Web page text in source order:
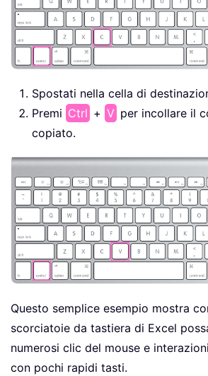
Spostati nella cella di
Premi Ctrl + V per incollare il
copiato.
Questo semplice esempio mostra
scorciatoie da tastiera di Excel
numerosi clic del mouse e
con pochi rapidi tasti.